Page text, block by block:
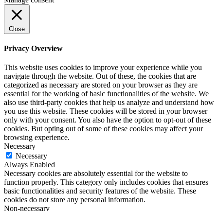
Close
Privacy Overview
This website uses cookies to improve your experience while you
navigate through the website. Out of these, the cookies that are
categorized as necessary are stored on your browser as they are
essential for the working of basic functionalities of the website. We
also use third-party cookies that help us analyze and understand how
you use this website. These cookies will be stored in your browser
only with your consent. You also have the option to opt-out of these
cookies. But opting out of some of these cookies may affect your
browsing experience.
Necessary
Necessary
Always Enabled
Necessary cookies are absolutely essential for the website to
function properly. This category only includes cookies that ensures
basic functionalities and security features of the website. These
cookies do not store any personal information.
Non-necessary